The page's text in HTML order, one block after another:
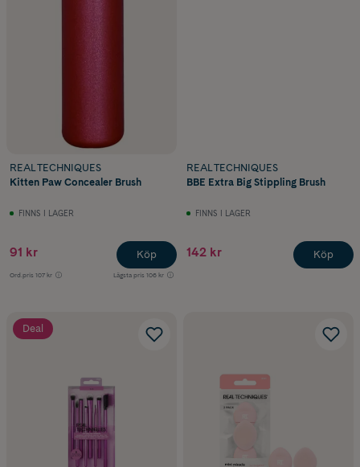
REAL TECHNIQUES
Kitten Paw Concealer Brush
FINNS I LAGER
91 kr
Ord.pris 107 kr Lägsta pris 106 kr
Köp
REAL TECHNIQUES
BBE Extra Big Stippling Brush
FINNS I LAGER
142 kr Köp
Deal